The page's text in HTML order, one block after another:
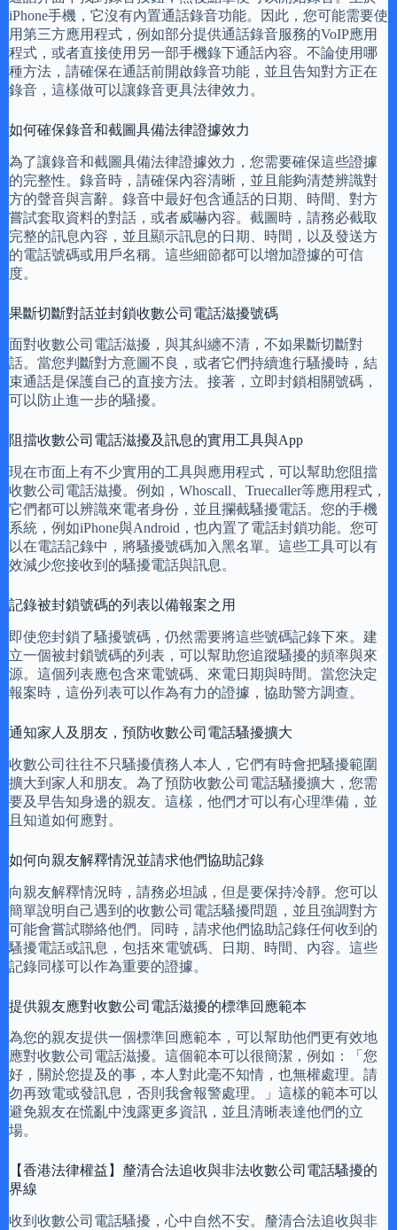
iPhone手機，它沒有內置通話錄音功能。因此，您可能需要使
用第三方應用程式，例如部分提供通話錄音服務的VoIP應用
程式，或者直接使用另一部手機錄下通話內容。不論使用哪
種方法，請確保在通話前開啟錄音功能，並且告知對方正在
錄音，這樣做可以讓錄音更具法律效力。
如何確保錄音和截圖具備法律證據效力
為了讓錄音和截圖具備法律證據效力，您需要確保這些證據
的完整性。錄音時，請確保內容清晰，並且能夠清楚辨識對
方的聲音與言辭。錄音中最好包含通話的日期、時間、對方
嘗試套取資料的對話，或者威嚇內容。截圖時，請務必截取
完整的訊息內容，並且顯示訊息的日期、時間，以及發送方
的電話號碼或用戶名稱。這些細節都可以增加證據的可信
度。
果斷切斷對話並封鎖收數公司電話滋擾號碼
面對收數公司電話滋擾，與其糾纏不清，不如果斷切斷對
話。當您判斷對方意圖不良，或者它們持續進行騷擾時，結
束通話是保護自己的直接方法。接著，立即封鎖相關號碼，
可以防止進一步的騷擾。
阻擋收數公司電話滋擾及訊息的實用工具與App
現在市面上有不少實用的工具與應用程式，可以幫助您阻擋
收數公司電話滋擾。例如，Whoscall、Truecaller等應用程式，
它們都可以辨識來電者身份，並且攔截騷擾電話。您的手機
系統，例如iPhone與Android，也內置了電話封鎖功能。您可
以在電話記錄中，將騷擾號碼加入黑名單。這些工具可以有
效減少您接收到的騷擾電話與訊息。
記錄被封鎖號碼的列表以備報案之用
即使您封鎖了騷擾號碼，仍然需要將這些號碼記錄下來。建
立一個被封鎖號碼的列表，可以幫助您追蹤騷擾的頻率與來
源。這個列表應包含來電號碼、來電日期與時間。當您決定
報案時，這份列表可以作為有力的證據，協助警方調查。
通知家人及朋友，預防收數公司電話騷擾擴大
收數公司往往不只騷擾債務人本人，它們有時會把騷擾範圍
擴大到家人和朋友。為了預防收數公司電話騷擾擴大，您需
要及早告知身邊的親友。這樣，他們才可以有心理準備，並
且知道如何應對。
如何向親友解釋情況並請求他們協助記錄
向親友解釋情況時，請務必坦誠，但是要保持冷靜。您可以
簡單說明自己遇到的收數公司電話騷擾問題，並且強調對方
可能會嘗試聯絡他們。同時，請求他們協助記錄任何收到的
騷擾電話或訊息，包括來電號碼、日期、時間、內容。這些
記錄同樣可以作為重要的證據。
提供親友應對收數公司電話滋擾的標準回應範本
為您的親友提供一個標準回應範本，可以幫助他們更有效地
應對收數公司電話滋擾。這個範本可以很簡潔，例如：「您
好，關於您提及的事，本人對此毫不知情，也無權處理。請
勿再致電或發訊息，否則我會報警處理。」這樣的範本可以
避免親友在慌亂中洩露更多資訊，並且清晰表達他們的立
場。
【香港法律權益】釐清合法追收與非法收數公司電話騷擾的
界線
收到收數公司電話騷擾，心中自然不安。釐清合法追收與非